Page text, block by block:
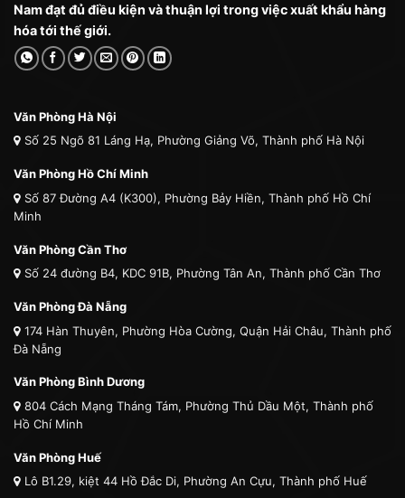
Nam đạt đủ điều kiện và thuận lợi trong việc xuất khẩu hàng
hóa tới thế giới.
Văn Phòng Hà Nội
Số 25 Ngõ 81 Láng Hạ, Phường Giảng Võ, Thành phố Hà Nội
Văn Phòng Hồ Chí Minh
Số 87 Đường A4 (K300), Phường Bảy Hiền, Thành phố Hồ Chí
Minh
Văn Phòng Cần Thơ
Số 24 đường B4, KDC 91B, Phường Tân An, Thành phố Cần Thơ
Văn Phòng Đà Nẵng
174 Hàn Thuyên, Phường Hòa Cường, Quận Hải Châu, Thành phố
Đà Nẵng
Văn Phòng Bình Dương
804 Cách Mạng Tháng Tám, Phường Thủ Dầu Một, Thành phố
Hồ Chí Minh
Văn Phòng Huế
Lô B1.29, kiệt 44 Hồ Đắc Di, Phường An Cựu, Thành phố Huế